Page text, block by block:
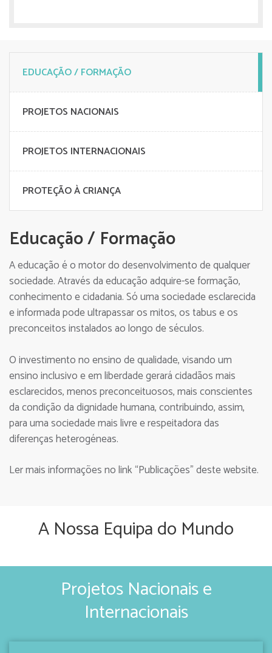
EDUCAÇÃO / FORMAÇÃO
PROJETOS NACIONAIS
PROJETOS INTERNACIONAIS
PROTEÇÃO À CRIANÇA
Educação / Formação
A educação é o motor do desenvolvimento de qualquer
sociedade. Através da educação adquire-se formação,
conhecimento e cidadania. Só uma sociedade esclarecida
e informada pode ultrapassar os mitos, os tabus e os
preconceitos instalados ao longo de séculos.
O investimento no ensino de qualidade, visando um
ensino inclusivo e em liberdade gerará cidadãos mais
esclarecidos, menos preconceituosos, mais conscientes
da condição da dignidade humana, contribuindo, assim,
para uma sociedade mais livre e respeitadora das
diferenças heterogéneas.
Ler mais informações no link “Publicações” deste website.
A Nossa Equipa do Mundo
Projetos Nacionais e
Internacionais